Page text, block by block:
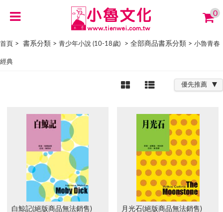
0
首頁 > 書系分類 > 青少年小說 (10-18歲) > 全部商品書系分類 > 小魯青春
經典
優先推薦
白鯨記(絕版商品無法銷售) 月光石(絕版商品無法銷售)